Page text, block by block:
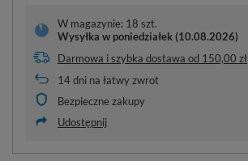
W magazynie: 18 szt.
Wysyłka w poniedziałek (10.08.2026)
Darmowa i szybka dostawa od 150,00 zł
14dni na łatwy zwrot
Bezpieczne zakupy
Udostępnij